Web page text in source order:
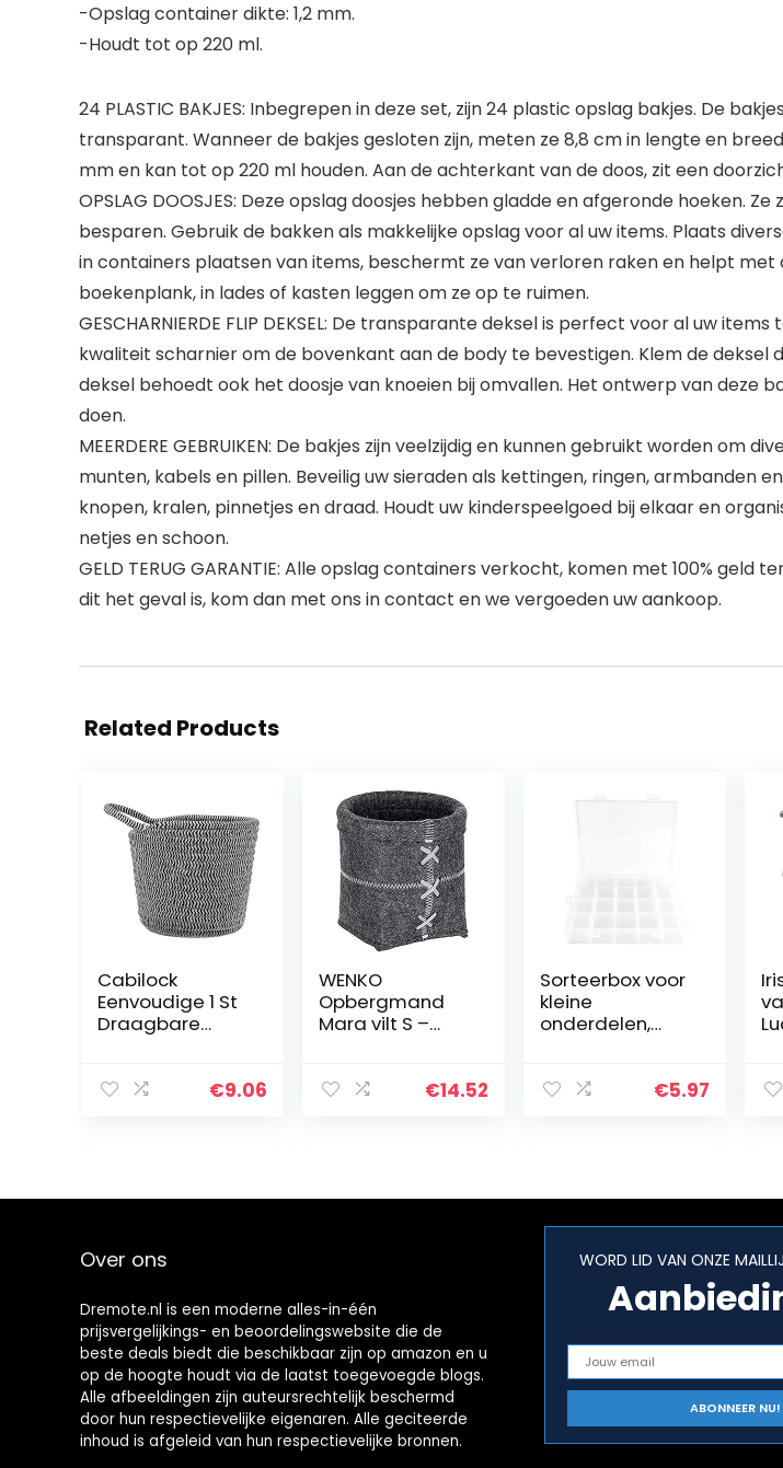
-Opslag container dikte: 1,2 mm.
-Houdt tot op 220 ml.
24 PLASTIC BAKJES: Inbegrepen in deze set, zijn 24 plastic opslag bakjes. De
transparant. Wanneer de bakjes gesloten zijn, meten ze 8,8 cm in lengte en
mm en kan tot op 220 ml houden. Aan de achterkant van de doos, zit een
OPSLAG DOOSJES: Deze opslag doosjes hebben gladde en afgeronde hoeken.
besparen. Gebruik de bakken als makkelijke opslag voor al uw items. Plaats
in containers plaatsen van items, beschermt ze van verloren raken en helpt met
boekenplank, in lades of kasten leggen om ze op te ruimen.
GESCHARNIERDE FLIP DEKSEL: De transparante deksel is perfect voor al uw
kwaliteit scharnier om de bovenkant aan de body te bevestigen. Klem de
deksel behoedt ook het doosje van knoeien bij omvallen. Het ontwerp van deze
doen.
MEERDERE GEBRUIKEN: De bakjes zijn veelzijdig en kunnen gebruikt worden
munten, kabels en pillen. Beveilig uw sieraden als kettingen, ringen, armbanden
knopen, kralen, pinnetjes en draad. Houdt uw kinderspeelgoed bij elkaar en
netjes en schoon.
GELD TERUG GARANTIE: Alle opslag containers verkocht, komen met 100%
dit het geval is, kom dan met ons in contact en we vergoeden uw aankoop.
Related Products
Cabilock
Eenvoudige 1 St
Draagbare
Bureau Mand€9.06
WENKO
Opbergmand
Mara vilt S –
15 x 15 cm,
€14.52
Sorteerbox voor
kleine
onderdelen,
cm, totale
€5.97
Over ons
Dremote.nl is een moderne alles-in-één
prijsvergelijkings- en beoordelingswebsite die de
beste deals biedt die beschikbaar zijn op amazon en u
op de hoogte houdt via de laatst toegevoegde blogs.
Alle afbeeldingen zijn auteursrechtelijk beschermd
door hun respectievelijke eigenaren. Alle geciteerde
inhoud is afgeleid van hun respectievelijke bronnen.
WORD LID VAN ONZE